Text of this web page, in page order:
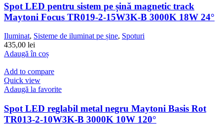
Spot LED pentru sistem pe șină magnetic track
Maytoni Focus TR019-2-15W3K-B 3000K 18W 24°
Iluminat, Sisteme de iluminat pe șine, Spoturi
435,00 lei
Adaugă în coș
Add to compare
Quick view
Adaugă la favorite
Spot LED reglabil metal negru Maytoni Basis Rot
TR013-2-10W3K-B 3000K 10W 120°